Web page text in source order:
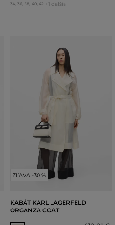
34, 36, 38, 40, 42 +1 ďalšia
ZĽAVA -30 %
KABÁT KARL LAGERFELD
ORGANZA COAT